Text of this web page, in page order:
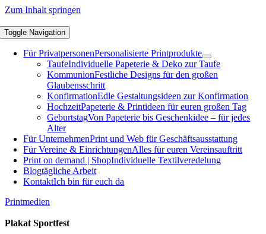
Zum Inhalt springen
Toggle Navigation
Für PrivatpersonenPersonalisierte Printprodukte
TaufeIndividuelle Papeterie & Deko zur Taufe
KommunionFestliche Designs für den großen
Glaubensschritt
KonfirmationEdle Gestaltungsideen zur Konfirmation
HochzeitPapeterie & Printideen für euren großen Tag
GeburtstagVon Papeterie bis Geschenkidee – für jedes
Alter
Für UnternehmenPrint und Web für Geschäftsausstattung
Für Vereine & EinrichtungenAlles für euren Vereinsauftritt
Print on demand | ShopIndividuelle Textilveredelung
Blogtägliche Arbeit
KontaktIch bin für euch da
Printmedien
Plakat Sportfest